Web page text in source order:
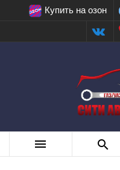
Купить на озон
 